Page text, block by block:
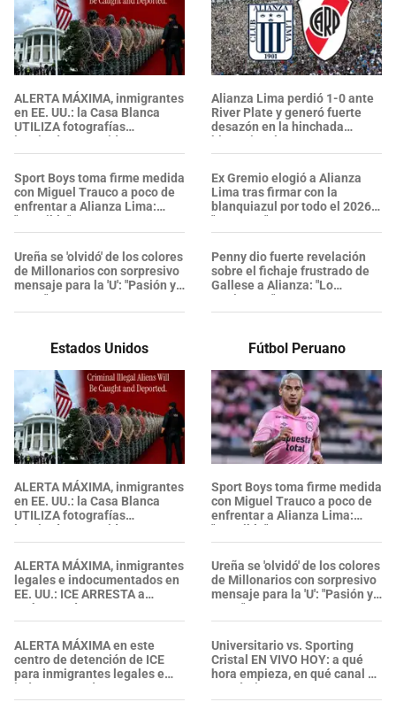
ALERTA MÁXIMA, inmigrantes
en EE. UU.: la Casa Blanca
UTILIZA fotografías
inspiradas en Spider-Man
para promover
DEPORTACIONES del ICE
Sport Boys toma firme medida
con Miguel Trauco a poco de
enfrentar a Alianza Lima:
"Sensible"
Ureña se 'olvidó' de los colores
de Millonarios con sorpresivo
mensaje para la 'U': "Pasión y
garra"
Alianza Lima perdió 1-0 ante
River Plate y generó fuerte
desazón en la hinchada
blanquiazul
Ex Gremio elogió a Alianza
Lima tras firmar con la
blanquiazul por todo el 2026:
"Proyecto"
Penny dio fuerte revelación
sobre el fichaje frustrado de
Gallese a Alianza: "Lo
metieron..."
Estados Unidos
ALERTA MÁXIMA, inmigrantes
en EE. UU.: la Casa Blanca
UTILIZA fotografías
inspiradas en Spider-Man
para promover
DEPORTACIONES del ICE
ALERTA MÁXIMA, inmigrantes
legales e indocumentados en
EE. UU.: ICE ARRESTA a
embarazada en aeropuerto;
su prometido EXPONE
ALERTA MÁXIMA en este
centro de detención de ICE
para inmigrantes legales e
indocumentados en EE. UU.:
SALVADOREÑO falleció tras
Fútbol Peruano
Sport Boys toma firme medida
con Miguel Trauco a poco de
enfrentar a Alianza Lima:
"Sensible"
Ureña se 'olvidó' de los colores
de Millonarios con sorpresivo
mensaje para la 'U': "Pasión y
garra"
Universitario vs. Sporting
Cristal EN VIVO HOY: a qué
hora empieza, en qué canal y
pronóstico